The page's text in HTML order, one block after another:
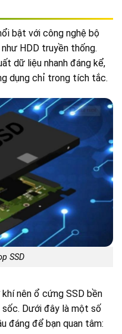
bật với công nghệ bộ
HDD truyền thống.
dữ liệu nhanh đáng kể,
dụng chỉ trong tích tắc.
SSD
nên ổ cứng SSD bền
sốc. Dưới đây là một số
đáng để bạn quan tâm: